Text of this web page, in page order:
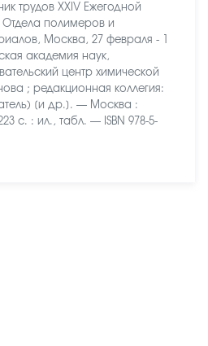
трудов XXIV Ежегодной
полимеров и
Москва, 27 февраля - 1
академия наук,
центр химической
; редакционная коллегия:
[и др.]. — Москва :
с. : ил., табл. — ISBN 978-5-